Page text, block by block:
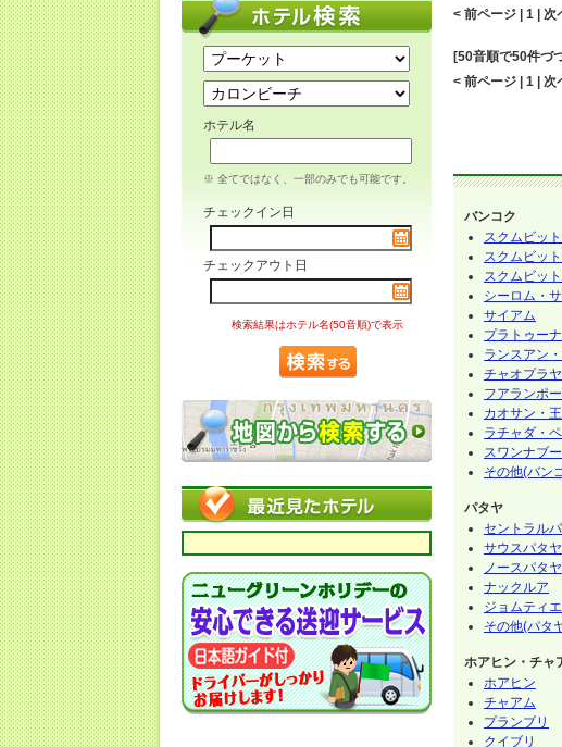
ホテル名
※ 全てではなく、一部のみでも可能です。
チェックイン日
チェックアウト日
検索結果はホテル名(50音順)で表示
< 前ページ | 1 | 次
[50音順で50件づ
< 前ページ | 1 | 次
バンコク
スクムビッ
スクムビッ
スクムビッ
シーロム・
サイアム
プラトゥー
ランスアン
チャオプラ
フアランポ
カオサン・
ラチャダ・
スワンナブ
その他(バン
パタヤ
セントラル
サウスパタヤ
ノースパタヤ
ナックルア
ジョムティ
その他(パタ
ホアヒン・チャ
ホアヒン
チャアム
プランブリ
クイブリ